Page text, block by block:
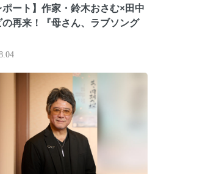
ポート】作家・鈴木おさむ×田中
再来！『母さん、ラブソング